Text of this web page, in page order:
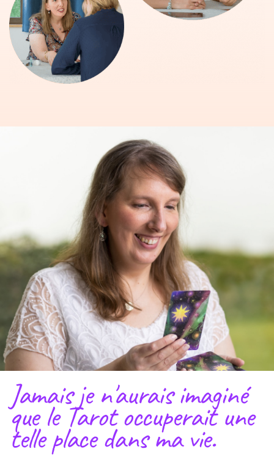
Jamais je n'aurais imaginé
que le Tarot occuperait une
telle place dans ma vie.